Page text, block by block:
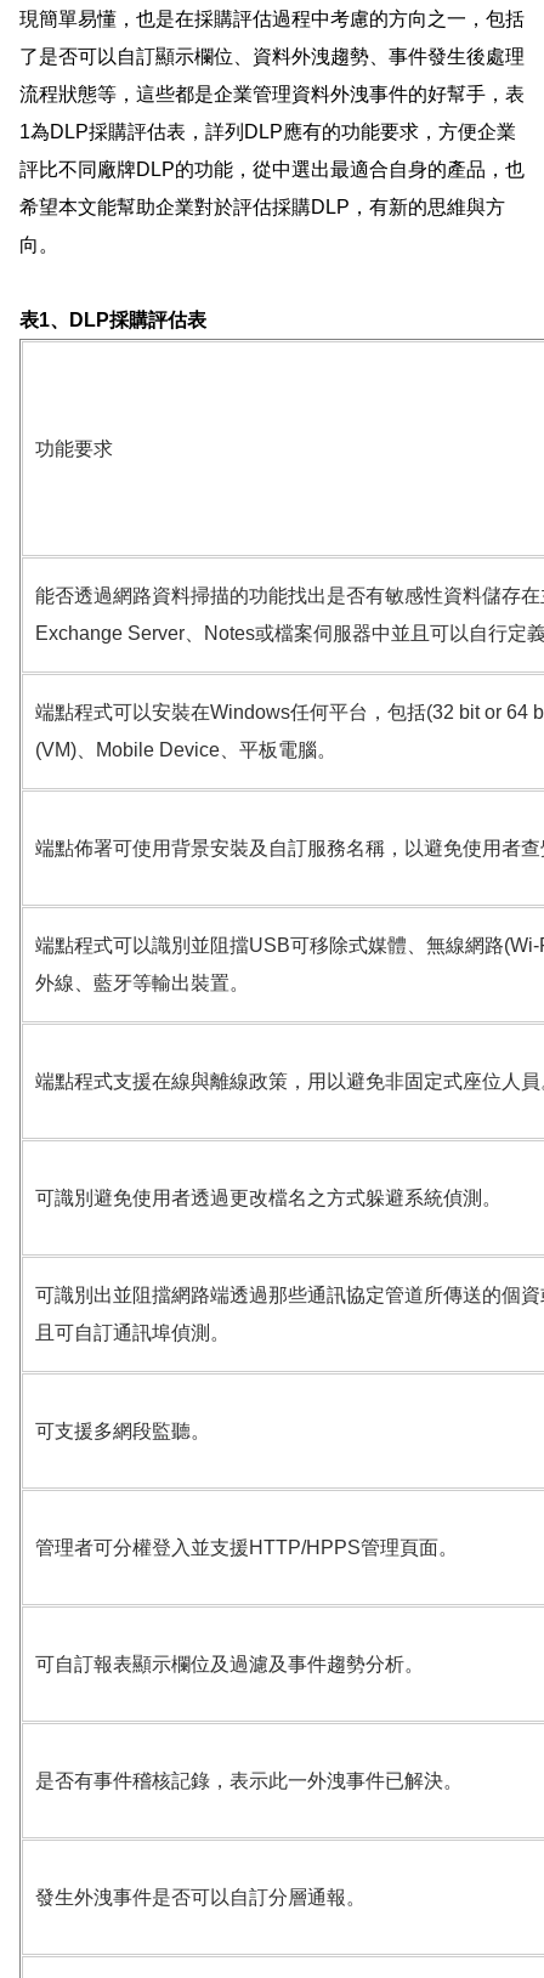
現簡單易懂，也是在採購評估過程中考慮的方向之一，包括
了是否可以自訂顯示欄位、資料外洩趨勢、事件發生後處理
流程狀態等，這些都是企業管理資料外洩事件的好幫手，表
1為DLP採購評估表，詳列 DLP應有的功能要求，方便企業
評比不同廠牌DLP的功能，從中選出最適合自身的產品，也
希望本文能幫助企業對於評估採購DLP ，有新的思維與方
向。
表1、DLP採購評估表
功能要求
能否透過網路資料掃描的功能找出是否有敏感性資料儲存
Exchange Server、 Notes或檔案伺服器中並且可以自行定
端點程式可以安裝在Windows任何平台，包括(32 bit or 64
(VM)、 Mobile Device、平板電腦。
端點佈署可使用背景安裝及自訂服務名稱，以避免使用者查
端點程式可以識別並阻擋USB可移除式媒體、無線網路(Wi-
外線、藍牙等輸出裝置。
端點程式支援在線與離線政策，用以避免非固定式座位人員
可識別避免使用者透過更改檔名之方式躲避系統偵測。
可識別出並阻擋網路端透過那些通訊協定管道所傳送的個
且可自訂通訊埠偵測。
可支援多網段監聽。
管理者可分權登入並支援HTTP/HPPS管理頁面。
可自訂報表顯示欄位及過濾及事件趨勢分析。
是否有事件稽核記錄，表示此一外洩事件已解決。
發生外洩事件是否可以自訂分層通報。